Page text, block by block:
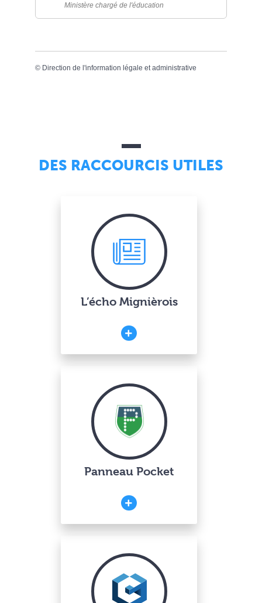
Ministère chargé de l'éducation
© Direction de l'information légale et administrative
DES RACCOURCIS UTILES
L’écho Mignièrois
Panneau Pocket